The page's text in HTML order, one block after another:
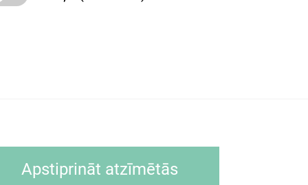
tīmekļa pārlūkprogramma (piemēram, Internet,
Apstiprināt atzīmētās